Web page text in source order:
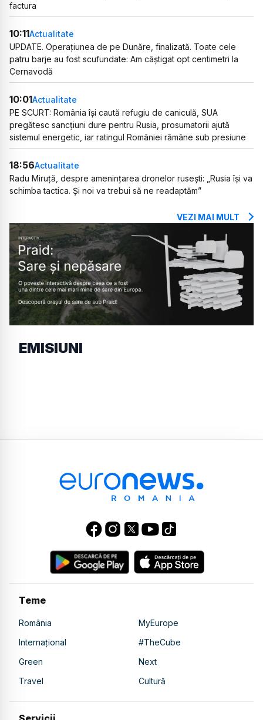
factura
10:11Actualitate
UPDATE. Operațiunea de pe Dunăre, finalizată. Toate cele
patru barje au fost scufundate: Am câștigat opt centimetri la
Cernavodă
10:01Actualitate
PE SCURT: România își caută refugiu de caniculă, SUA
pregătesc sancțiuni dure pentru Rusia, prosumatorii ajută
sistemul energetic, iar ratingul României rămâne sub presiune
18:56Actualitate
Radu Miruță, despre amenințarea dronelor rusești: „Rusia își va
schimba tactica. Și noi va trebui să ne readaptăm”
VEZI MAI MULT
EMISIUNI
Teme
România
MyEurope
Internațional
#TheCube
Green
Next
Travel
Cultură